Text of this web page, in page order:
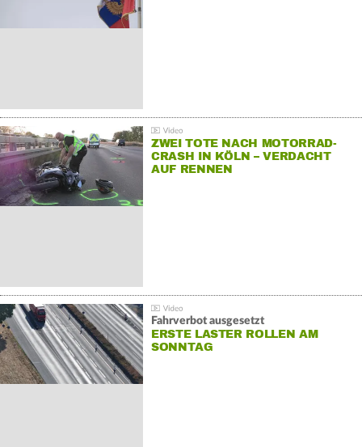
ZWEI TOTE NACH MOTORRAD-
CRASH IN KÖLN – VERDACHT
AUF RENNEN
Fahrverbot ausgesetzt
ERSTE LASTER ROLLEN AM
SONNTAG